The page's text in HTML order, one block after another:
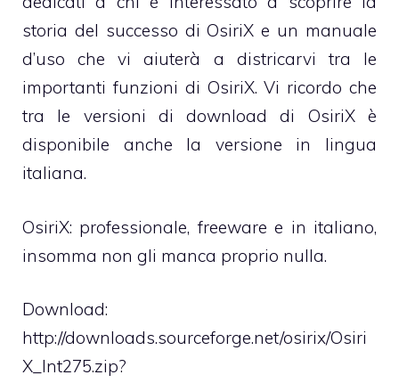
storia del successo di OsiriX e un manuale
d’uso che vi aiuterà a districarvi tra le
importanti funzioni di OsiriX. Vi ricordo che
tra le versioni di download di OsiriX è
disponibile anche la versione in lingua
italiana.
OsiriX: professionale, freeware e in italiano,
insomma non gli manca proprio nulla.
Download:
http://downloads.sourceforge.net/osirix/Osiri
X_Int275.zip?